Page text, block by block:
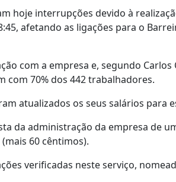
hoje interrupções devido à
afetando as ligações para o
com a empresa e, segundo Carlos
com 70% dos 442 trabalhadores.
atualizados os seus salários para
da administração da empresa de
60 cêntimos).
verificadas neste serviço,